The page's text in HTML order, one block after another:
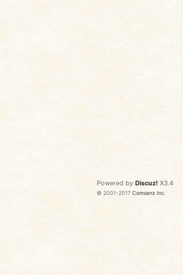
Powered by Discuz! X3.4
© 2001-2017Comsenz Inc.